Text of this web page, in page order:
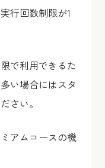
行回数制限が1
で利用できるた
い場合にはスタ
さい。
アムコースの機